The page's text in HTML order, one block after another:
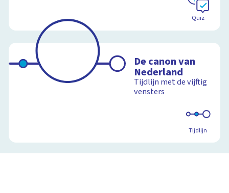
Quiz
De canon van
Nederland
Tijdlijn met de vijftig
vensters
Tijdlijn